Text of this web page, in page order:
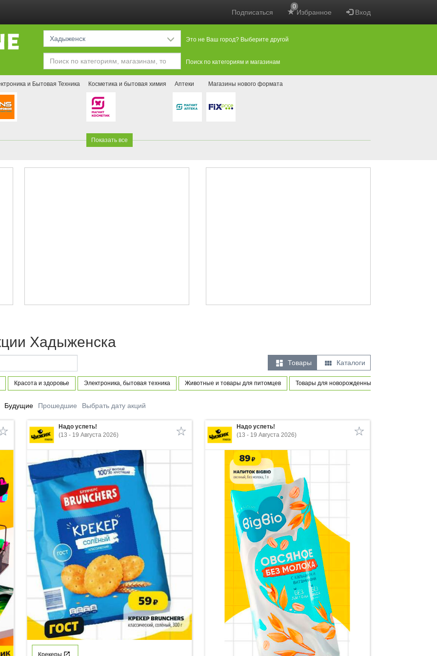
Подписаться Избранное
0
Вход
Хадыженск Это не Ваш город? Выберите другой
Поиск по категориям и магазинам
и Бытовая Техника Косметика и бытовая химия Аптеки Магазины нового формата
Показать все
Хадыженска
 Товары  Каталоги
Красота и здоровье Электроника, бытовая техника Животные и товары для питомцев Товары для новорожденных и маленьких детей
Будущие Прошедшие Выбрать дату акций
Надо успеть!
(13 - 19 Августа 2026)
Крекеры
Надо успеть!
(13 - 19 Августа 2026)